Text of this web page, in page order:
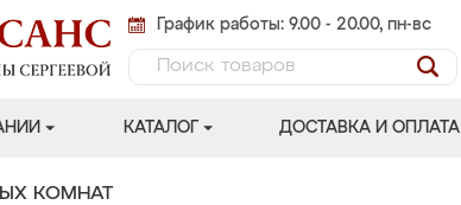
График работы: 9.00 - 20.00, пн-вс
КАТАЛОГ ДОСТАВКА И ОПЛАТА
КОМНАТ